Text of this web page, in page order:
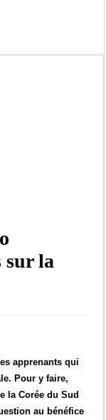
sur la
apprenants qui
Pour y faire,
la Corée du Sud
au bénéfice